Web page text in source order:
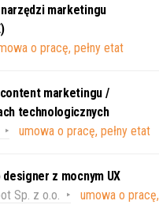
marketingu
o pracę, pełny etat
marketingu /
technologicznych
umowa o pracę, pełny etat
z mocnym UX
Sp. z o.o.
umowa o pracę,